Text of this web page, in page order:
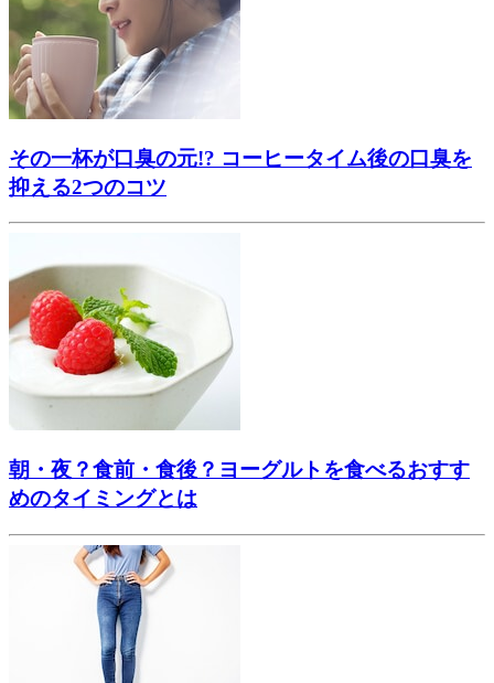
その一杯が口臭の元!? コーヒータイム後の口臭を
抑える2つのコツ
朝・夜？食前・食後？ヨーグルトを食べるおすす
めのタイミングとは